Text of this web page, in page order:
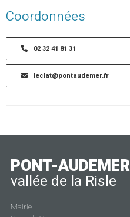
Coordonnées
02 32 41 81 31
leclat@pontaudemer.fr
PONT-AUDEMER
vallée de la Risle
Mairie